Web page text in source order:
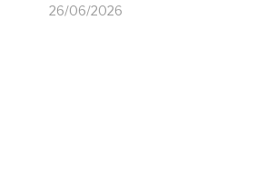
26/06/2026